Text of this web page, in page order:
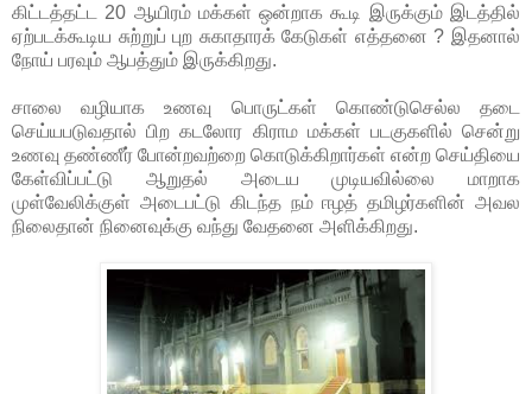
கிட்டத்தட்ட 20 ஆயிரம் மக்கள் ஒன்றாக கூடி இருக்கும் இடத்தில்
ஏற்படக்கூடிய சுற்றுப் புற சுகாதாரக் கேடுகள் எத்தனை ? இதனால்
நோய் பரவும் ஆபத்தும் இருக்கிறது.
சாலை வழியாக உணவு பொருட்கள் கொண்டுசெல்ல தடை
செய்யபடுவதால் பிற கடலோர கிராம மக்கள் படகுகளில் சென்று
உணவு தண்ணீர் போன்றவற்றை கொடுக்கிறார்கள் என்ற செய்தியை
கேள்விப்பட்டு ஆறுதல் அடைய முடியவில்லை மாறாக
முள்வேலிக்குள் அடைபட்டு கிடந்த நம் ஈழத் தமிழர்களின் அவல
நிலைதான் நினைவுக்கு வந்து வேதனை அளிக்கிறது.